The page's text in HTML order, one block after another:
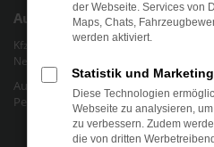
Autohaus Chris Friedel
Kfz-Werkstatt für gängige Marken und
Neuwagen und jungen Gebrauchtwagen.
Autohaus Chris Friedel - Ihr
Pegau Raum Halle-Leipzig an der
Datenschutz
der Webseite. Services von
Maps, Chats,
werden aktiviert.
Statistik und Marketing
Diese Technologien
Webseite zu analysieren,
zu verbessern. Zudem
die von dritten